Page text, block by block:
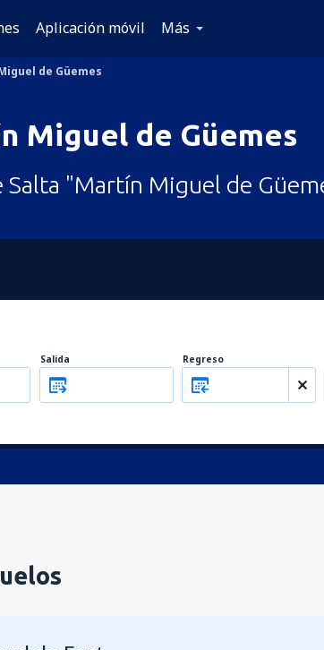
Aplicación móvil Más
de Güemes
Miguel de Güemes
"Martín Miguel de
Salida Regreso